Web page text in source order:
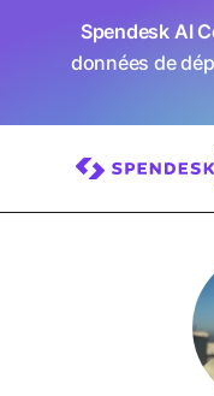
Spendesk AI
données de